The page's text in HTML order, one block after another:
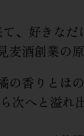
、好きなだ
酒創業の
の香りとほ
次へと溢